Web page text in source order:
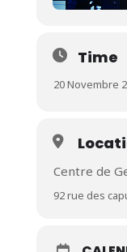
Time
20 Novembre
Centre de
92 rue des